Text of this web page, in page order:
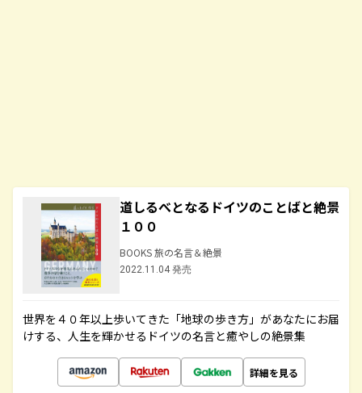
道しるべとなるドイツのことばと絶景
１００
BOOKS 旅の名言＆絶景
2022.11.04 発売
世界を４０年以上歩いてきた「地球の歩き方」があなたにお届
けする、人生を輝かせるドイツの名言と癒やしの絶景集
詳細を見る